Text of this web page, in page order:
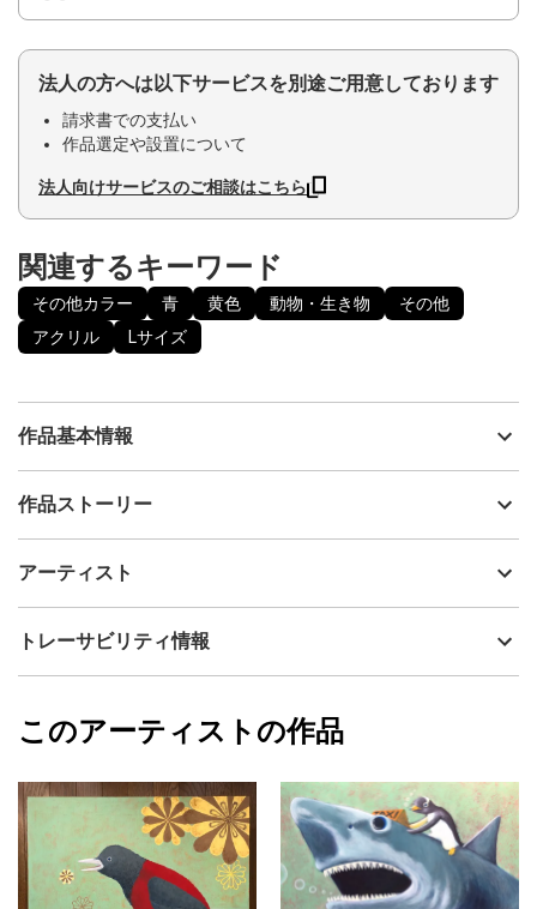
法人の方へは以下サービスを別途ご用意しております
請求書での支払い
作品選定や設置について
法人向けサービスのご相談はこちら
関連するキーワード
その他カラー 青 黄色 動物・生き物
その他
アクリル
Lサイズ
作品基本情報
出品者
制作年
アクリル
カラー
その他カラー
動物・生き物
配送目安
二週間以内
作品ストーリー
何個のスイッチを押すのでしょうか？
自分で考え選択して進んで行く。
アーティスト
RAQEL
フォローする
トレーサビリティ情報
RAQEL
このアーティストの作品